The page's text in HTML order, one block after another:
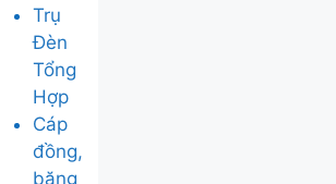
Trụ
Đèn
Tổng
Hợp
Cáp
đồng,
băng